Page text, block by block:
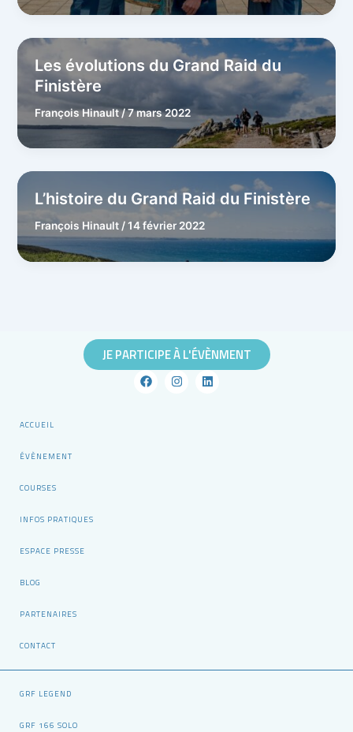
Les évolutions du Grand Raid du
Finistère
François Hinault/7 mars 2022
L’histoire du Grand Raid du Finistère
François Hinault/14 février 2022
F
a
I
n
L
i
JE PARTICIPE À L'ÉVÈNMENT
ACCUEIL
ÉVÈNEMENT
COURSES
INFOS PRATIQUES
ESPACE PRESSE
BLOG
PARTENAIRES
CONTACT
GRF LEGEND
GRF 166 SOLO